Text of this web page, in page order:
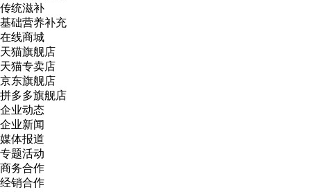
传统滋补
基础营养补充
在线商城
天猫旗舰店
天猫专卖店
京东旗舰店
拼多多旗舰店
企业动态
企业新闻
媒体报道
专题活动
商务合作
经销合作